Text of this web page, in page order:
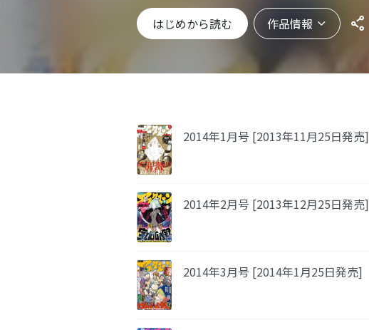
はじめから読む 作品情報
2014年1月号 [2013年11月25日発売]
2014年2月号 [2013年12月25日発売]
2014年3月号 [2014年1月25日発売]